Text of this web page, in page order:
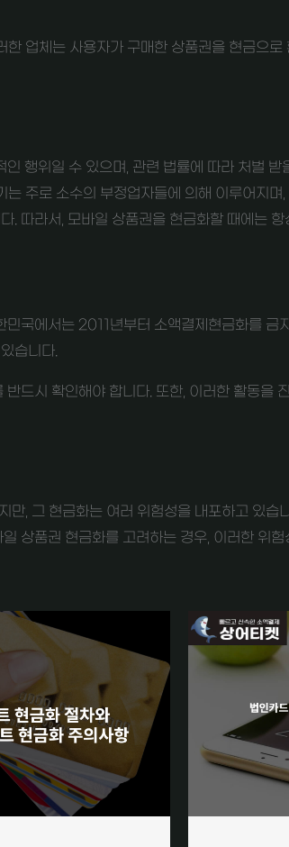
업체는 사용자가 구매한 상품권을 현금으로
행위일 수 있으며, 관련 법률에 따라 처벌 받
주로 소수의 부정업자들에 의해 이루어지
따라서, 모바일 상품권을 현금화할 때에는
국에서는 2011년부터 소액결제현금화를 금
습니다.
드시 확인해야 합니다. 또한, 이러한 활동을
, 그 현금화는 여러 위험성을 내포하고 있습
상품권 현금화를 고려하는 경우, 이러한 위